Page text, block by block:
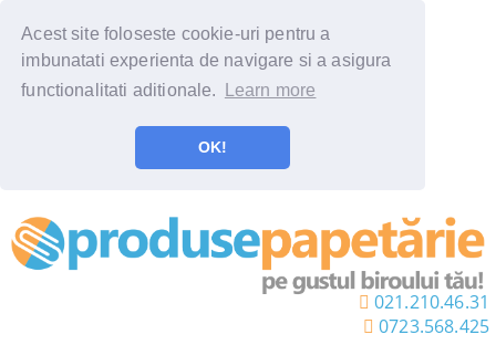
Acest site foloseste cookie-uri pentru a
imbunatati experienta de navigare si a asigura
functionalitati aditionale.
Learn more
OK!
021.210.46.31
0723.568.425